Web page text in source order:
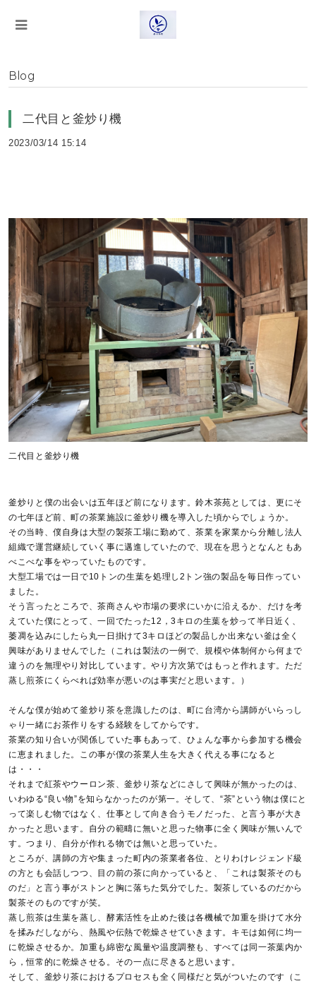
Blog
二代目と釜炒り機
2023/03/14 15:14
二代目と釜炒り機
釜炒りと僕の出会いは五年ほど前になります。鈴木茶苑としては、更にそ
の七年ほど前、町の茶業施設に釜炒り機を導入した頃からでしょうか。
その当時、僕自身は大型の製茶工場に勤めて、茶業を家業から分離し法人
組織で運営継続していく事に邁進していたので、現在を思うとなんともあ
べこべな事をやっていたものです。
大型工場では一日で10トンの生葉を処理し2トン強の製品を毎日作ってい
ました。
そう言ったところで、茶商さんや市場の要求にいかに沿えるか、だけを考
えていた僕にとって、一回でたった12，3キロの生葉を炒って半日近く、
萎凋を込みにしたら丸一日掛けて3キロほどの製品しか出来ない釜は全く
興味がありませんでした（これは製法の一例で、規模や体制何から何まで
違うのを無理やり対比しています。やり方次第ではもっと作れます。ただ
蒸し煎茶にくらべれば効率が悪いのは事実だと思います。）
そんな僕が始めて釜炒り茶を意識したのは、町に台湾から講師がいらっし
ゃり一緒にお茶作りをする経験をしてからです。
茶業の知り合いが関係していた事もあって、ひょんな事から参加する機会
に恵まれました。この事が僕の茶業人生を大きく代える事になると
は・・・
それまで紅茶やウーロン茶、釜炒り茶などにさして興味が無かったのは、
いわゆる“良い物”を知らなかったのが第一。そして、“茶”という物は僕にと
って楽しむ物ではなく、仕事として向き合うモノだった、と言う事が大き
かったと思います。自分の範疇に無いと思った物事に全く興味が無いんで
す。つまり、自分が作れる物では無いと思っていた。
ところが、講師の方や集まった町内の茶業者各位、とりわけレジェンド級
の方とも会話しつつ、目の前の茶に向かっていると、「これは製茶そのも
のだ」と言う事がストンと胸に落ちた気分でした。製茶しているのだから
製茶そのものですが笑。
蒸し煎茶は生葉を蒸し、酵素活性を止めた後は各機械で加重を掛けて水分
を揉みだしながら、熱風や伝熱で乾燥させていきます。キモは如何に均一
に乾燥させるか。加重も綿密な風量や温度調整も、すべては同一茶葉内か
ら，恒常的に乾燥させる。その一点に尽きると思います。
そして、釜炒り茶におけるプロセスも全く同様だと気がついたのです（こ